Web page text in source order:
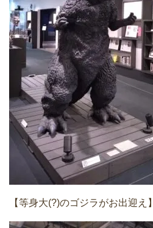
【等身大(?)のゴジラがお出迎え】